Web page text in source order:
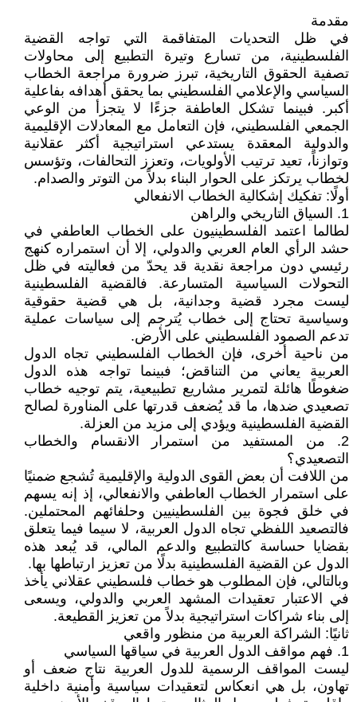
مقدمة
في ظل التحديات المتفاقمة التي تواجه القضية
الفلسطينية، من تسارع وتيرة التطبيع إلى محاولات
تصفية الحقوق التاريخية، تبرز ضرورة مراجعة الخطاب
السياسي والإعلامي الفلسطيني بما يحقق أهدافه بفاعلية
أكبر. فبينما تشكل العاطفة جزءًا لا يتجزأ من الوعي
الجمعي الفلسطيني، فإن التعامل مع المعادلات الإقليمية
والدولية المعقدة يستدعي استراتيجية أكثر عقلانية
وتوازناً، تعيد ترتيب الأولويات، وتعزز التحالفات، وتؤسس
لخطاب يرتكز على الحوار البناء بدلاً من التوتر والصدام.
أولًا: تفكيك إشكالية الخطاب الانفعالي
1. السياق التاريخي والراهن
لطالما اعتمد الفلسطينيون على الخطاب العاطفي في
حشد الرأي العام العربي والدولي، إلا أن استمراره كنهج
رئيسي دون مراجعة نقدية قد يحدّ من فعاليته في ظل
التحولات السياسية المتسارعة. فالقضية الفلسطينية
ليست مجرد قضية وجدانية، بل هي قضية حقوقية
وسياسية تحتاج إلى خطاب يُترجم إلى سياسات عملية
تدعم الصمود الفلسطيني على الأرض.
من ناحية أخرى، فإن الخطاب الفلسطيني تجاه الدول
العربية يعاني من التناقض؛ فبينما تواجه هذه الدول
ضغوطًا هائلة لتمرير مشاريع تطبيعية، يتم توجيه خطاب
تصعيدي ضدها، ما قد يُضعف قدرتها على المناورة لصالح
القضية الفلسطينية ويؤدي إلى مزيد من العزلة.
2. من المستفيد من استمرار الانقسام والخطاب
التصعيدي؟
من اللافت أن بعض القوى الدولية والإقليمية تُشجع ضمنيًا
على استمرار الخطاب العاطفي والانفعالي، إذ إنه يسهم
في خلق فجوة بين الفلسطينيين وحلفائهم المحتملين.
فالتصعيد اللفظي تجاه الدول العربية، لا سيما فيما يتعلق
بقضايا حساسة كالتطبيع والدعم المالي، قد يُبعد هذه
الدول عن القضية الفلسطينية بدلًا من تعزيز ارتباطها بها.
وبالتالي، فإن المطلوب هو خطاب فلسطيني عقلاني يأخذ
في الاعتبار تعقيدات المشهد العربي والدولي، ويسعى
إلى بناء شراكات استراتيجية بدلاً من تعزيز القطيعة.
ثانيًا: الشراكة العربية من منظور واقعي
1. فهم مواقف الدول العربية في سياقها السياسي
ليست المواقف الرسمية للدول العربية نتاج ضعف أو
تهاون، بل هي انعكاس لتعقيدات سياسية وأمنية داخلية